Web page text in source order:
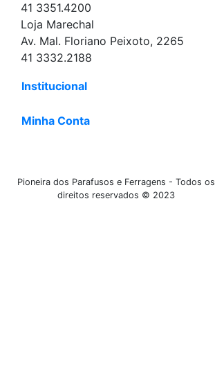
41 3351.4200
Loja Marechal
Av. Mal. Floriano Peixoto, 2265
41 3332.2188
Institucional
Minha Conta
Pioneira dos Parafusos e Ferragens - Todos os
direitos reservados © 2023